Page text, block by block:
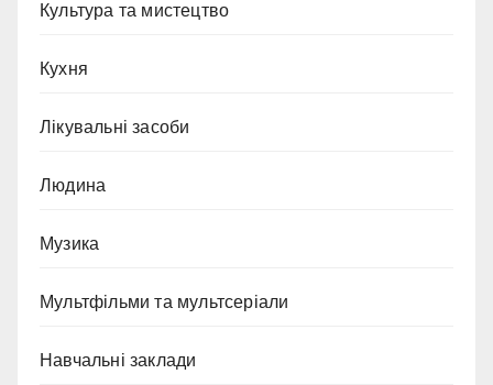
Культура та мистецтво
Кухня
Лікувальні засоби
Людина
Музика
Мультфільми та мультсеріали
Навчальні заклади